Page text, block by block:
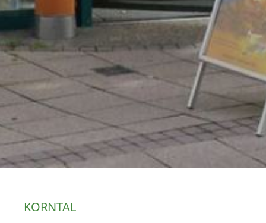
KORNTAL